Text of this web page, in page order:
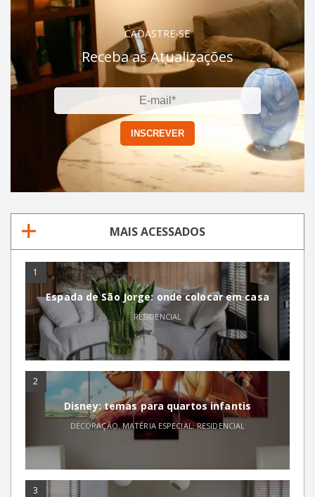
CADASTRE-SE
Receba as Atualizações
MAIS ACESSADOS
1
Espada de São Jorge: onde colocar em casa
RESIDENCIAL
2
Disney: temas para quartos infantis
DECORAÇÃO,MATÉRIA ESPECIAL,RESIDENCIAL
3